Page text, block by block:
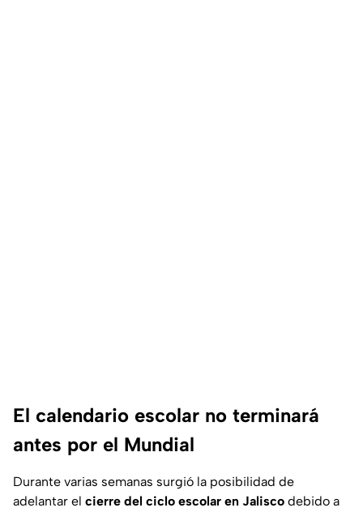
El calendario escolar no terminará
antes por el Mundial
Durante varias semanas surgió la posibilidad de
adelantar el cierre del ciclo escolar en Jalisco debido a